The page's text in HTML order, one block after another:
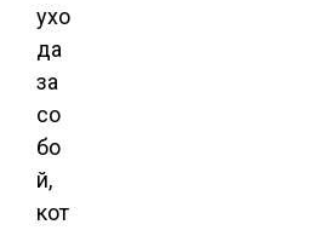
ухо
да
за
со
бо
й,
кот